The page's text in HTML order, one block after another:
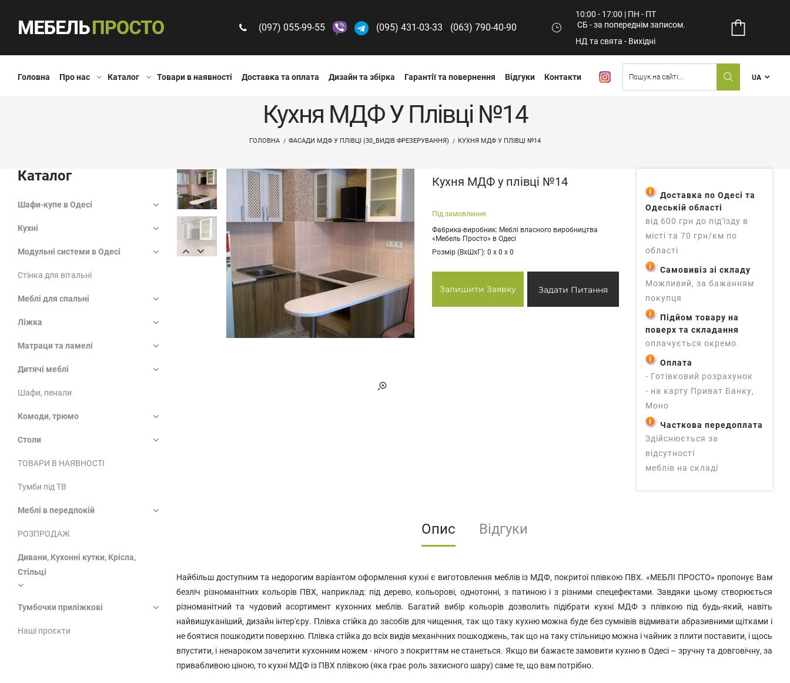
(097) 055-99-55 (095) 431-03-33 (063) 790-40-90
10:00 - 17:00 | ПН - ПТ
СБ - за попереднім записом.
НД та свята - Вихідні
Головна Про нас Каталог Товари в наявності Доставка та оплата Дизайн та збірка Гарантії та повернення Відгуки Контакти UA
Кухня МДФ У Плівці №14
ГОЛОВНА ФАСАДИ МДФ У ПЛІВЦІ (30_ВИДІВ ФРЕЗЕРУВАННЯ) КУХНЯ МДФ У ПЛІВЦІ №14
Кухня МДФ у плівці №14
Під замовлення
Фабрика-виробник: Меблі власного виробництва
«Мебель Просто» в Одесі
Розмір (ВхШхГ): 0 х 0 х 0
Залишити Заявку Задати Питання
Доставка по Одесі та
Одеській області
від 600 грн до під'їзду в
місті та 70 грн/км по
області
Самовивіз зі складу
Можливий, за бажанням
покупця
Підйом товару на
поверх та складання
оплачується окремо.
Оплата
- Готівковий розрахунок
- на карту Приват Банку,
Моно
Часткова передоплата
Здійснюється за
відсутності
меблів на складі
Опис Відгуки
Найбільш доступним та недорогим варіантом оформлення кухні є виготовлення меблів із МДФ, покритої плівкою ПВХ. «МЕБЛІ ПРОСТО» пропонує Вам
безліч різноманітних кольорів ПВХ, наприклад: під дерево, кольорові, однотонні, з патиною і з різними спецефектами. Завдяки цьому створюється
різноманітний та чудовий асортимент кухонних меблів. Багатий вибір кольорів дозволить підібрати кухні МДФ з плівкою під будь-який, навіть
найвишуканіший, дизайн інтер'єру. Плівка стійка до засобів для чищення, так що таку кухню можна буде без сумнівів відмивати абразивними щітками і
не боятися пошкодити поверхню. Плівка стійка до всіх видів механічних пошкоджень, так що на таку стільницю можна і чайник з плити поставити, і щось
впустити, і ненароком зачепити кухонним ножем - нічого з покриттям не станеться. Якщо ви бажаєте замовити кухню в Одесі – зручну та довговічну, за
привабливою ціною, то кухні МДФ із ПВХ плівкою (яка грає роль захисного шару) саме те, що вам потрібно.
Каталог
Шафи-купе в Одесі
Кухні
Модульні системи в Одесі
Стінка для вітальні
Меблі для спальні
Ліжка
Матраци та ламелі
Дитячі меблі
Шафи, пенали
Комоди, трюмо
Столи
ТОВАРИ В НАЯВНОСТІ
Тумби під ТВ
Меблі в передпокій
РОЗПРОДАЖ
Дивани, Кухонні кутки, Крісла,
Стільці
Тумбочки приліжкові
Наші проєкти